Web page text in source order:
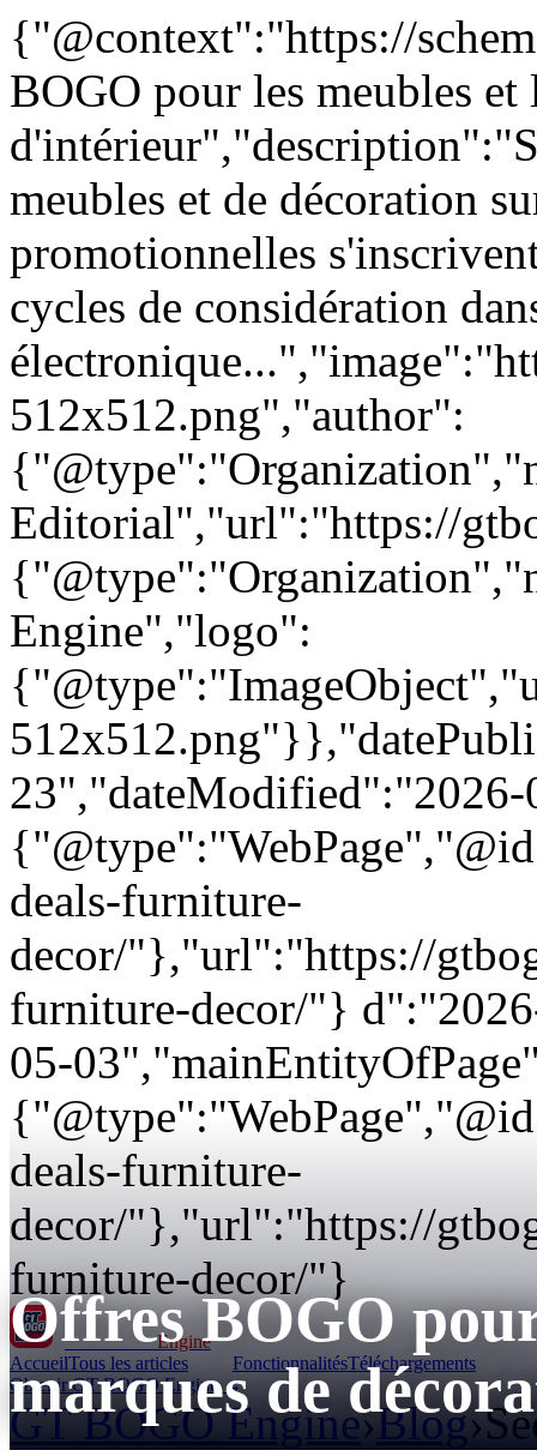
{"@context":"https://
BOGO pour les meubles et
meubles et de décoration
promotionnelles
cycles de considération
512x512.png","author":
Editorial","url":"https://
Engine","logo":
deals-furniture-
decor/"},"url":"https://
furniture-decor/"}
05-
deals-furniture-
decor/"},"url":"https://
furniture-decor/"}
GT BOGOEngine
AccueilTous les articles FonctionnalitésTéléchargements
Obtenir GT BOGO Engine →
GT BOGO Engine›Blog›
Offres BOGO
marques de